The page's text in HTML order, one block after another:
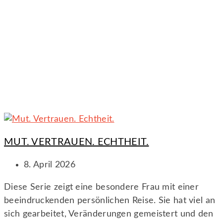
MUT. VERTRAUEN. ECHTHEIT.
8. April 2026
Diese Serie zeigt eine besondere Frau mit einer
beeindruckenden persönlichen Reise. Sie hat viel an
sich gearbeitet, Veränderungen gemeistert und den